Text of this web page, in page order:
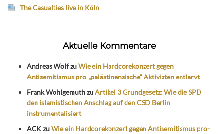
The Casualties live in Köln
Aktuelle Kommentare
Andreas WolfzuWie ein Hardcorekonzert gegen
Antisemitismus pro-„palästinensische“ Aktivisten entlarvt
Frank WohlgemuthzuArtikel 3 Grundgesetz: Wie die SPD
den islamistischen Anschlag auf den CSD Berlin
instrumentalisiert
ACKzuWie ein Hardcorekonzert gegen Antisemitismus pro-